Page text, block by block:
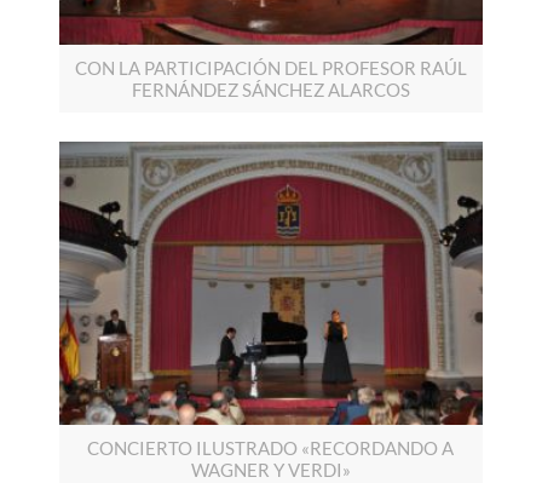
CON LA PARTICIPACIÓN DEL PROFESOR RAÚL
FERNÁNDEZ SÁNCHEZ ALARCOS
CONCIERTO ILUSTRADO «RECORDANDO A
WAGNER Y VERDI»